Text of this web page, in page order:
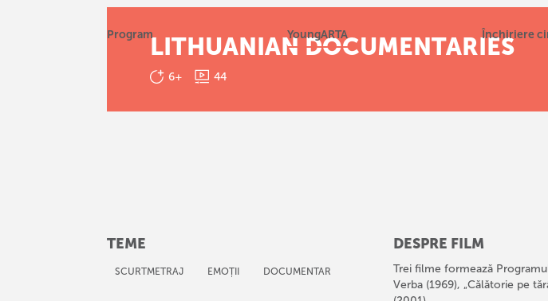
Program YoungARTA Închiriere
LITHUANIAN DOCUMENTARIES
6+ 44
TEME
SCURTMETRAJ EMOȚII DOCUMENTAR
DESPRE FILM
Trei filme formează
Verba (1969), „Călătorie pe